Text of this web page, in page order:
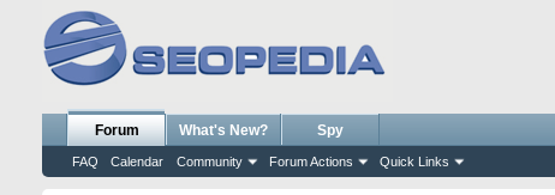
Forum
FAQ Calendar Community Forum Actions Quick Links
What's New? Spy